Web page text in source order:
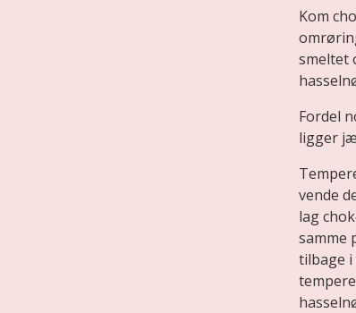
Kom
smeltet
Fordel
ligger
vende
lag
samme
tilbage i